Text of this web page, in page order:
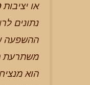
או יציבות
נתונים
ההשפעה
משתרעת
הוא